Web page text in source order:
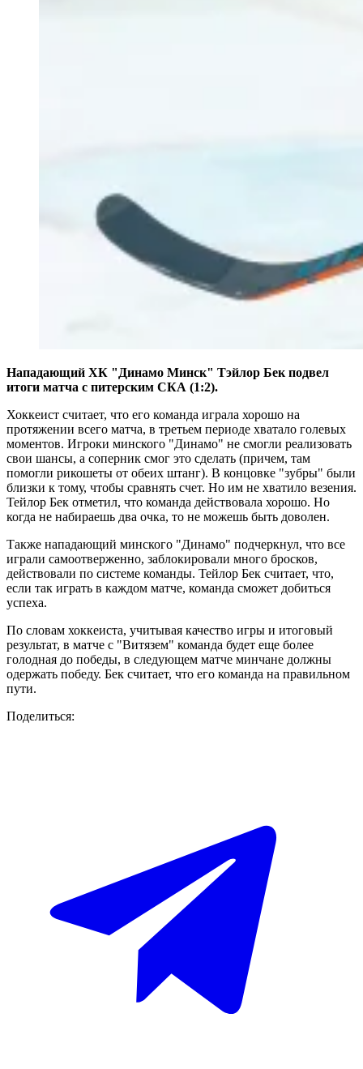
Нападающий ХК "Динамо Минск" Тэйлор Бек подвел
итоги матча с питерским СКА (1:2).
Хоккеист считает, что его команда играла хорошо на
протяжении всего матча, в третьем периоде хватало голевых
моментов. Игроки минского "Динамо" не смогли реализовать
свои шансы, а соперник смог это сделать (причем, там
помогли рикошеты от обеих штанг). В концовке "зубры" были
близки к тому, чтобы сравнять счет. Но им не хватило везения.
Тейлор Бек отметил, что команда действовала хорошо. Но
когда не набираешь два очка, то не можешь быть доволен.
Также нападающий минского "Динамо" подчеркнул, что все
играли самоотверженно, заблокировали много бросков,
действовали по системе команды. Тейлор Бек считает, что,
если так играть в каждом матче, команда сможет добиться
успеха.
По словам хоккеиста, учитывая качество игры и итоговый
результат, в матче с "Витязем" команда будет еще более
голодная до победы, в следующем матче минчане должны
одержать победу. Бек считает, что его команда на правильном
пути.
Поделиться: